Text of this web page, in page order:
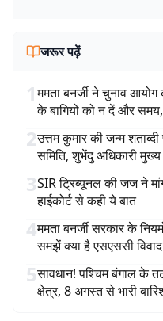
जरूर पढ़ें
1ममता बनर्जी ने चुनाव
के बागियों को न दें और
2उत्तम कुमार की जन्म
समिति, शुभेंदु अधिकारी
3SIR ट्रिब्यूनल की जज ने
हाईकोर्ट से कही ये बात
4ममता बनर्जी सरकार के
समझें क्या है एसएससी विवाद
5सावधान! पश्चिम बंगाल के
क्षेत्र, 8 अगस्त से भारी